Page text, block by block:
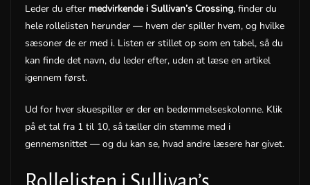
Leder du efter medvirkende i Sullivan’s Crossing, finder du
hele rollelisten herunder — hvem der spiller hvem, og hvilke
sæsoner de er med i. Listen er stillet op som en tabel, så du
kan finde det navn, du leder efter, uden at læse en artikel
igennem først.
Ud for hver skuespiller er der en bedømmelseskolonne. Klik
på et tal fra 1 til 10, så tæller din stemme med i
gennemsnittet — og du kan se, hvad andre læsere har givet.